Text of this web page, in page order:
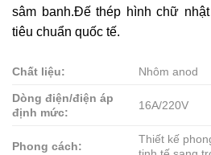
sâm banh.Đế thép hình chữ
tiêu chuẩn quốc tế.
Chất liệu: Nhôm anod
Dòng điện/điện áp
định mức:
16A/220V
Phong cách:
Thiết kế